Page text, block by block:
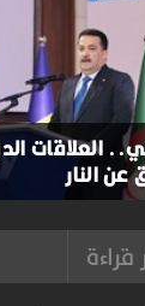
العلاقات
عن النار
قراءة